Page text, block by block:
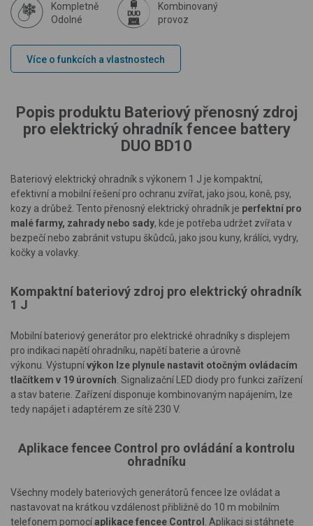
Kompletně
Odolné
Kombinovaný
provoz
Více o funkcích a vlastnostech
Popis produktu Bateriový přenosný zdroj
pro elektrický ohradník fencee battery
DUO BD10
Bateriový elektrický ohradník s výkonem 1 J je kompaktní,
efektivní a mobilní řešení pro ochranu zvířat, jako jsou, koně, psy,
kozy a drůbež. Tento přenosný elektrický ohradník je perfektní pro
malé farmy, zahrady nebo sady, kde je potřeba udržet zvířata v
bezpečí nebo zabránit vstupu škůdců, jako jsou kuny, králíci, vydry,
kočky a volavky.
Kompaktní bateriový zdroj pro elektrický ohradník
1 J
Mobilní bateriový generátor pro elektrické ohradníky s displejem
pro indikaci napětí ohradníku, napětí baterie a úrovně
výkonu. Výstupnívýkon lze plynule nastavit otočným ovládacím
tlačítkem v 19 úrovních . Signalizační LED diody pro funkci zařízení
a stav baterie. Zařízení disponuje kombinovaným napájením, lze
tedy napájet i adaptérem ze sítě 230 V.
Aplikace fencee Control pro ovládání a kontrolu
ohradníku
Všechny modely bateriových generátorů fencee lze ovládat a
nastavovat na krátkou vzdálenost přibližně do 10 m mobilním
telefonem pomocíaplikace fencee Control . Aplikaci si stáhnete